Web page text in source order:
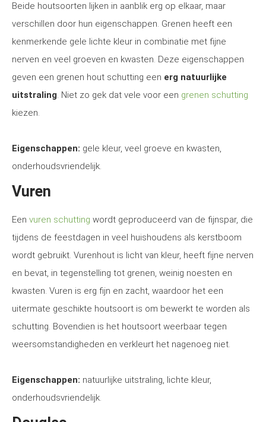
Beide houtsoorten lijken in aanblik erg op elkaar, maar
verschillen door hun eigenschappen. Grenen heeft een
kenmerkende gele lichte kleur in combinatie met fijne
nerven en veel groeven en kwasten. Deze eigenschappen
geven een grenen hout schutting een erg natuurlijke
uitstraling. Niet zo gek dat vele voor een grenen schutting
kiezen.
Eigenschappen: gele kleur, veel groeve en kwasten,
onderhoudsvriendelijk.
Vuren
Een vuren schutting wordt geproduceerd van de fijnspar, die
tijdens de feestdagen in veel huishoudens als kerstboom
wordt gebruikt. Vurenhout is licht van kleur, heeft fijne nerven
en bevat, in tegenstelling tot grenen, weinig noesten en
kwasten. Vuren is erg fijn en zacht, waardoor het een
uitermate geschikte houtsoort is om bewerkt te worden als
schutting. Bovendien is het houtsoort weerbaar tegen
weersomstandigheden en verkleurt het nagenoeg niet.
Eigenschappen: natuurlijke uitstraling, lichte kleur,
onderhoudsvriendelijk.